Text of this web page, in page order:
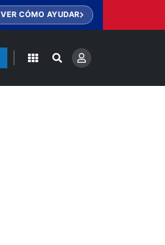
VER CÓMO AYUDAR